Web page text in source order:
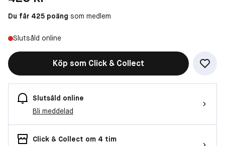
Du får 425 poäng som medlem
Slutsåld online
Köp som Click & Collect
Slutsåld online
Bli meddelad
Click & Collect om 4 tim